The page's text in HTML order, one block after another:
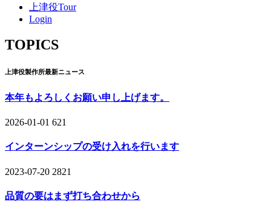
上津役Tour
Login
TOPICS
上津役製作所最新ニュース
本年もよろしくお願い申し上げます。
2026-01-01 621
インターンシップの受け入れを行います
2023-07-20 2821
品質の要はまず打ち合わせから